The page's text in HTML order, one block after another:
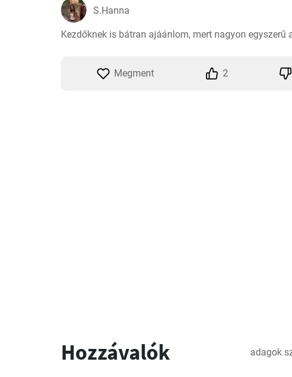
S.Hanna
Kezdőknek is bátran ajáánlom, mert nagyon egyszerű
Megment 2
Hozzávalók adagok